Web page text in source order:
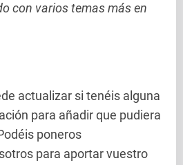
con varios temas más en
actualizar si tenéis alguna
para añadir que pudiera
poneros
para aportar vuestro